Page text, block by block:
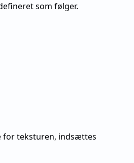
som følger.
for teksturen, indsættes